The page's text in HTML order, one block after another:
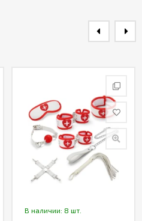
В наличии: 8 шт.